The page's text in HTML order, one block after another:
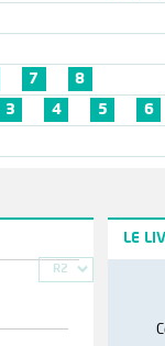
7
8
3 4 5 6
R2
LE